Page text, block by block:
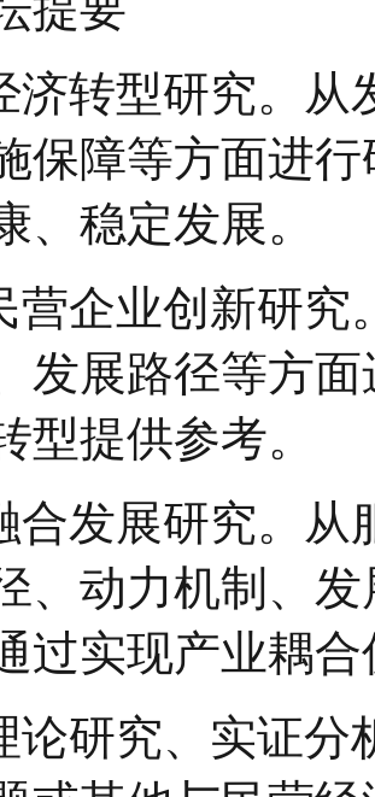
济转型研究。
保障等方面进
、稳定发展。
营企业创新研
发展路径等方
型提供参考。
合发展研究。
、动力机制、
过实现产业耦
论研究、实证分